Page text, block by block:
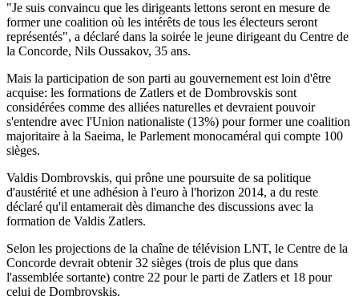
"Je suis convaincu que les dirigeants lettons seront en mesure de
former une coalition où les intérêts de tous les électeurs seront
représentés", a déclaré dans la soirée le jeune dirigeant du Centre de
la Concorde, Nils Oussakov, 35 ans.
Mais la participation de son parti au gouvernement est loin d'être
acquise: les formations de Zatlers et de Dombrovskis sont
considérées comme des alliées naturelles et devraient pouvoir
s'entendre avec l'Union nationaliste (13%) pour former une coalition
majoritaire à la Saeima, le Parlement monocaméral qui compte 100
sièges.
Valdis Dombrovskis, qui prône une poursuite de sa politique
d'austérité et une adhésion à l'euro à l'horizon 2014, a du reste
déclaré qu'il entamerait dès dimanche des discussions avec la
formation de Valdis Zatlers.
Selon les projections de la chaîne de télévision LNT, le Centre de la
Concorde devrait obtenir 32 sièges (trois de plus que dans
l'assemblée sortante) contre 22 pour le parti de Zatlers et 18 pour
celui de Dombrovskis.